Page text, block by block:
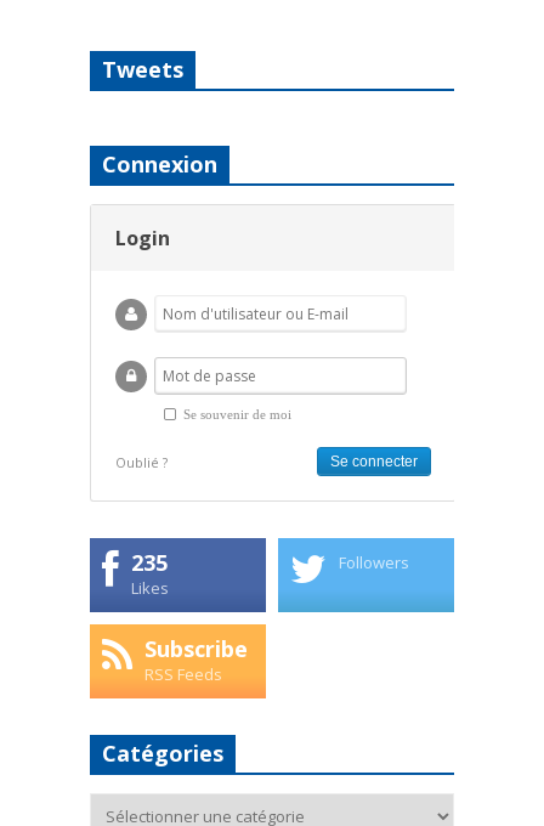
Tweets
Connexion
Login
Se souvenir de moi
Oublié ?
235
Likes
Followers
Subscribe
RSS Feeds
Catégories